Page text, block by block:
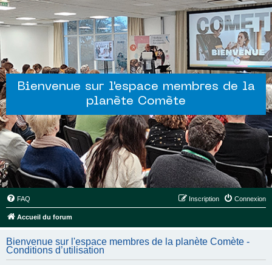
Bienvenue sur l'espace membres de la
planète Comète
FAQ Connexion
Inscription
Accueil du forum
Bienvenue sur l'espace membres de la planète Comète -
Conditions d’utilisation